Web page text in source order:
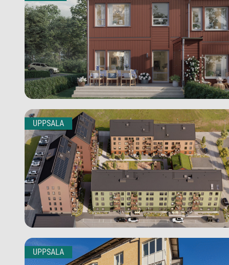
UPPSALA
UPPSALA